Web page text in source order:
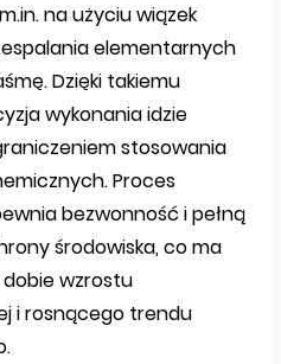
na użyciu wiązek
elementarnych
Dzięki takiemu
wykonania idzie
stosowania
Proces
bezwonność i pełną
środowiska, co ma
wzrostu
i rosnącego trendu